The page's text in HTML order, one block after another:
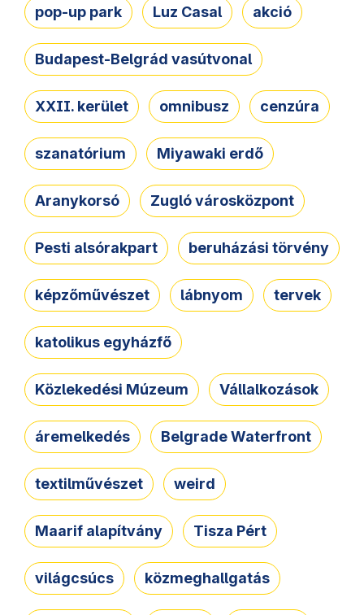
pop-up park Luz Casal akció
Budapest-Belgrád vasútvonal
XXII. kerület omnibusz cenzúra
szanatórium Miyawaki erdő
Aranykorsó Zugló városközpont
Pesti alsórakpart beruházási törvény
képzőművészet lábnyom tervek
katolikus egyházfő
Közlekedési Múzeum Vállalkozások
áremelkedés Belgrade Waterfront
textilművészet weird
Maarif alapítvány Tisza Pért
világcsúcs közmeghallgatás